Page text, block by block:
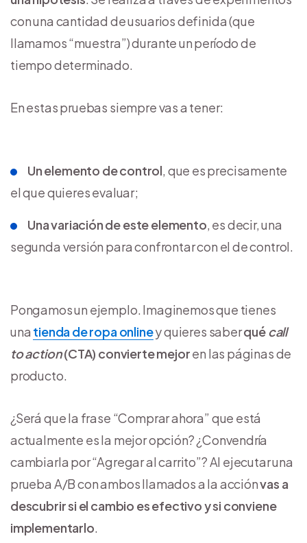
con una cantidad de usuarios definida (que
llamamos “muestra”) durante un período de
tiempo determinado.
En estas pruebas siempre vas a tener:
Un elemento de control, que es precisamente
el que quieres evaluar;
Una variación de este elemento, es decir, una
segunda versión para confrontar con el de control.
Pongamos un ejemplo. Imaginemos que tienes
una tienda de ropa onliney quieres saberqué call
to action(CTA) convierte mejoren las páginas de
producto.
¿Será que la frase “Comprar ahora” que está
actualmente es la mejor opción? ¿Convendría
cambiarla por “Agregar al carrito”? Al ejecutar una
prueba A/B con ambos llamados a la acciónvas a
descubrir si el cambio es efectivo y si conviene
implementarlo.